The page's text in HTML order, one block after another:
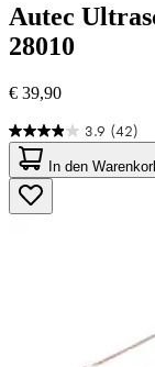
Autec
28010
€ 39,90
3.9 (42)
3.9
von
5
Sternen.
42
In den